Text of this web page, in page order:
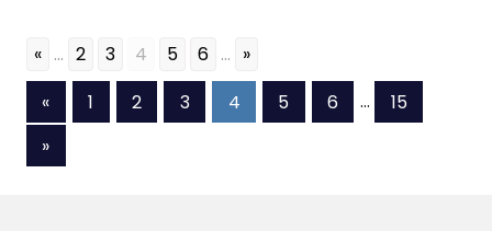
« ... 2 3 4 5 6 ... »
Berichten
paginering
«Vorige
berichten
1 2 3 4 5 6 …
15
Volgende
berichten
»